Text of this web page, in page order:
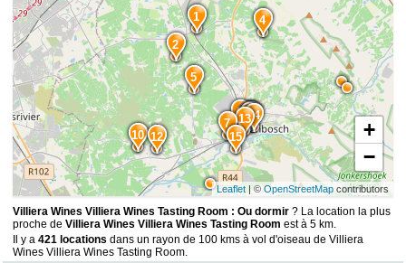
15
14
13
12
11
10
9
8
7
6
5
4
2
1
+
−
Leaflet| © OpenStreetMapcontributors
Villiera Wines Villiera Wines Tasting Room : Ou dormir ? La location la plus
proche deVilliera Wines Villiera Wines Tasting Room est à 5 km.
Il y a421 locations dans un rayon de 100 kms à vol d'oiseau de Villiera
Wines Villiera Wines Tasting Room.